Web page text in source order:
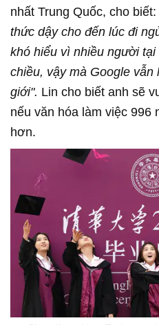
nhất Trung Quốc, cho biết:
thức dậy cho đến lúc đi
khó hiểu vì nhiều người
chiều, vậy mà Google vẫn
giới". Lin cho biết anh sẽ
nếu văn hóa làm việc 996
hơn.